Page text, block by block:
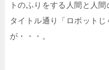
トのふりをする人間と人間
タイトル通り「ロボット
が・・・。